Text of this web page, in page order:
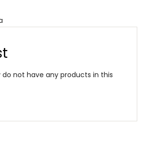
do not have any products in this